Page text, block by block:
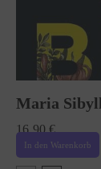
Maria
16,90€
In den Warenkorb